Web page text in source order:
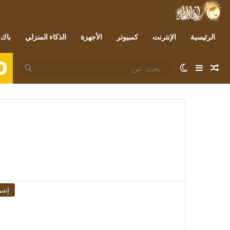
الرئيسية الإنترنت كمبيوتر الأجهزة الذكاء المنزلي
مقال عشوائي
إضافة عمود جانبي
الوضع المظلم
بحث
عن